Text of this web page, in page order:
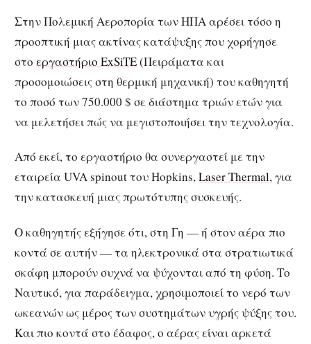
Στην Πολεμική Αεροπορία των ΗΠΑ αρέσει τόσο η
προοπτική μιας ακτίνας κατάψυξης που χορήγησε
στο εργαστήριο ExSiTE(Πειράματα και
προσομοιώσεις στη θερμική μηχανική) του καθηγητή
το ποσό των 750.000 $ σε διάστημα τριών ετών για
να μελετήσει πώς να μεγιστοποιήσει την τεχνολογία.
Από εκεί, το εργαστήριο θα συνεργαστεί με την
εταιρεία UVA spinout του Hopkins,Laser Thermal, για
την κατασκευή μιας πρωτότυπης συσκευής.
Ο καθηγητής εξήγησε ότι, στη Γη — ή στον αέρα πιο
κοντά σε αυτήν — τα ηλεκτρονικά στα στρατιωτικά
σκάφη μπορούν συχνά να ψύχονται από τη φύση. Το
Ναυτικό, για παράδειγμα, χρησιμοποιεί το νερό των
ωκεανών ως μέρος των συστημάτων υγρής ψύξης του.
Και πιο κοντά στο έδαφος, ο αέρας είναι αρκετά